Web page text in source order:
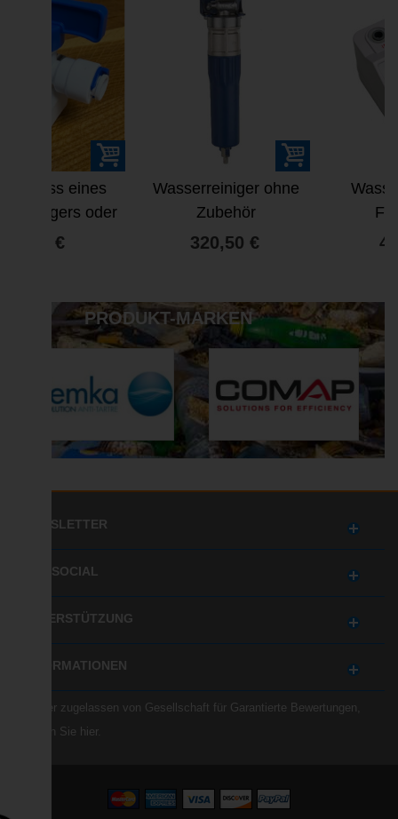
Wasserreiniger ohne
Zubehör
Wasserzähler für
Osmoseanlage
PRODUKT-MARKEN
NEWSLETTER
GET SOCIAL
UNTERSTÜTZUNG
INFORMATIONEN
Händler zugelassen von Gesellschaft für Garantierte Bewertungen,
Klicken Sie hier.